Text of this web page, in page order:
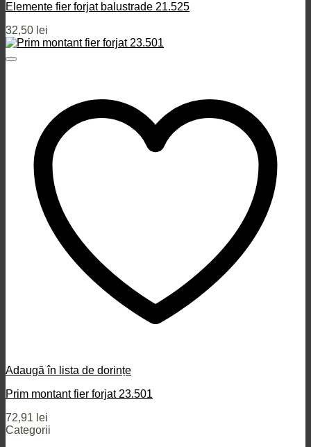
Elemente fier forjat balustrade 21.525
32,50 lei
Adaugă în lista de dorințe
Prim montant fier forjat 23.501
72,91 lei
Categorii